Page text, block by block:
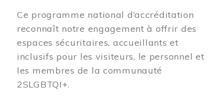
Ce programme national d’accréditation
reconnaît notre engagement à offrir des
espaces sécuritaires, accueillants et
inclusifs pour les visiteurs, le personnel et
les membres de la communauté
2SLGBTQI+.